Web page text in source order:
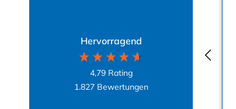
Hervorragend
4,79 Rating
1.827 Bewertungen